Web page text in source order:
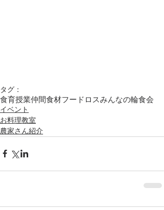
タグ：
食育授業仲間食材フードロスみんなの輪食会
イベント
お料理教室
農家さん紹介